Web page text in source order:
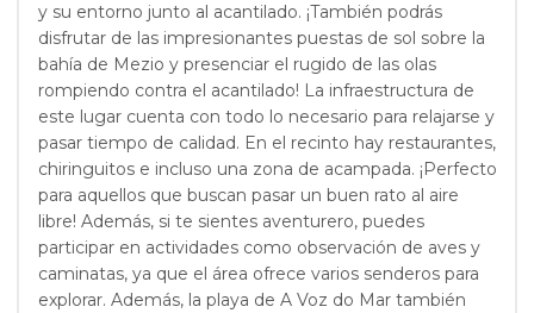
y su entorno junto al acantilado. ¡También podrás
disfrutar de las impresionantes puestas de sol sobre la
bahía de Mezio y presenciar el rugido de las olas
rompiendo contra el acantilado! La infraestructura de
este lugar cuenta con todo lo necesario para relajarse y
pasar tiempo de calidad. En el recinto hay restaurantes,
chiringuitos e incluso una zona de acampada. ¡Perfecto
para aquellos que buscan pasar un buen rato al aire
libre! Además, si te sientes aventurero, puedes
participar en actividades como observación de aves y
caminatas, ya que el área ofrece varios senderos para
explorar. Además, la playa de A Voz do Mar también